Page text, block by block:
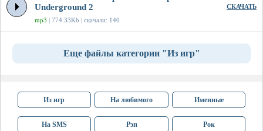
Underground 2
mp3 | 774.33Kb | скачали: 140
СКАЧАТЬ
Еще файлы категории "Из игр"
Из игр На любимого Именные
На SMS Рэп Рок